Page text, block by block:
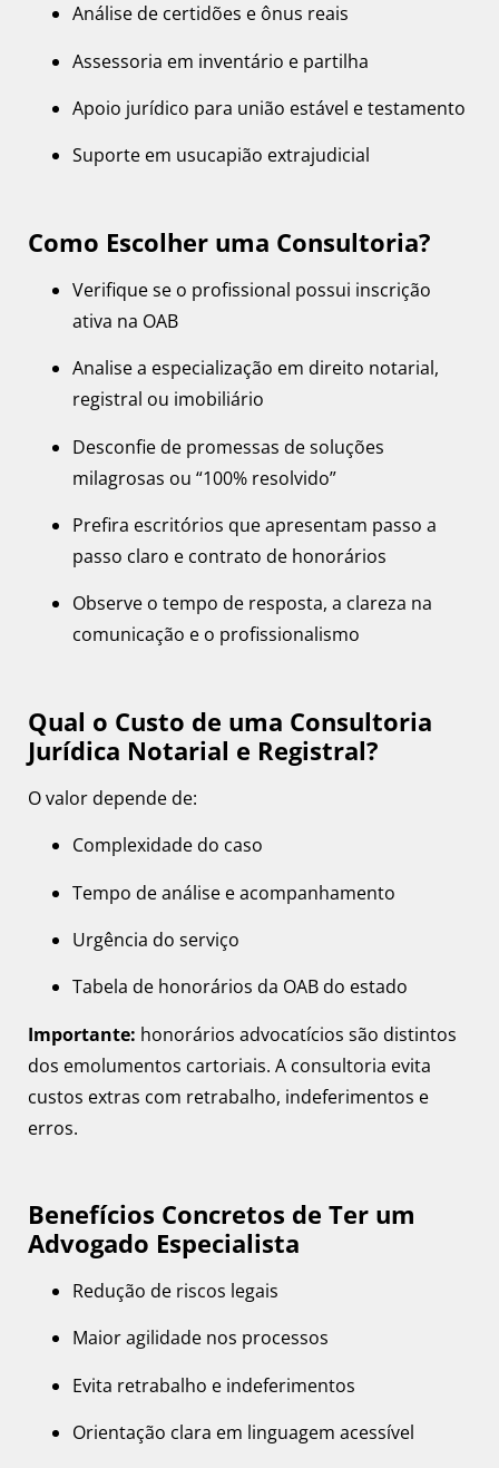
Análise de certidões e ônus reais
Assessoria em inventário e partilha
Apoio jurídico para união estável e testamento
Suporte em usucapião extrajudicial
Como Escolher uma Consultoria?
Verifique se o profissional possui inscrição
ativa na OAB
Analise a especialização em direito notarial,
registral ou imobiliário
Desconfie de promessas de soluções
milagrosas ou “100% resolvido”
Prefira escritórios que apresentam passo a
passo claro e contrato de honorários
Observe o tempo de resposta, a clareza na
comunicação e o profissionalismo
Qual o Custo de uma Consultoria
Jurídica Notarial e Registral?
O valor depende de:
Complexidade do caso
Tempo de análise e acompanhamento
Urgência do serviço
Tabela de honorários da OAB do estado
Importante: honorários advocatícios são distintos
dos emolumentos cartoriais. A consultoria evita
custos extras com retrabalho, indeferimentos e
erros.
Benefícios Concretos de Ter um
Advogado Especialista
Redução de riscos legais
Maior agilidade nos processos
Evita retrabalho e indeferimentos
Orientação clara em linguagem acessível